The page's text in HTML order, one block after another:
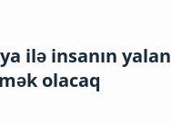
ilə insanın yalan
olacaq